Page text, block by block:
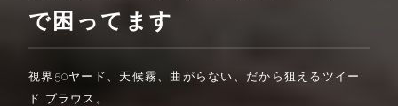
で困ってます
視界50ヤード、天候霧、曲がらない、だから狙えるツイー
ド ブラウス。